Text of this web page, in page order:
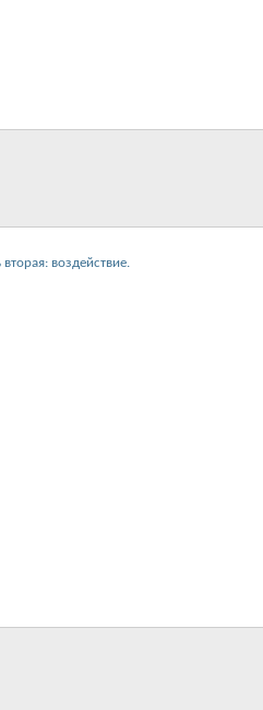
воздействие.